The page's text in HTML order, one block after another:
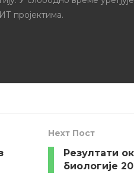
пројектима.
Неxт Пост
Резултати
биологије